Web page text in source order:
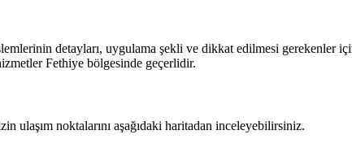
detayları, uygulama şekli ve dikkat edilmesi gerekenler
Fethiye bölgesinde geçerlidir.
ulaşım noktalarını aşağıdaki haritadan inceleyebilirsiniz.